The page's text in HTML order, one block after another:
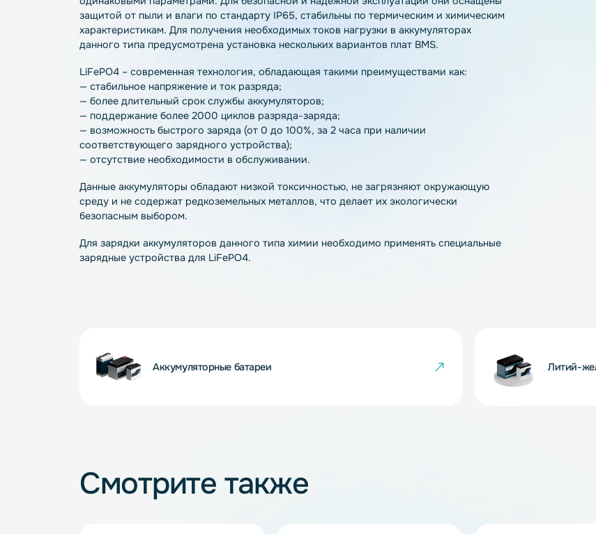
Долговечный литий-железо-фосфатный (LiFePO4) аккумулятор 36Ah 12V со схемой
защиты и баланса в пластиковом корпусе предназначен для различных сфер: ИБП,
приборостроения, роботов, медицинского оборудования, инвалидных колясок и др.
Наши аккумуляторные батареи собраны из точно сбалансированных ячеек с
одинаковыми параметрами. Для безопасной и надежной эксплуатации они оснащены
защитой от пыли и влаги по стандарту IP65, стабильны по термическим и химическим
характеристикам. Для получения необходимых токов нагрузки в аккумуляторах
данного типа предусмотрена установка нескольких вариантов плат BMS.
LiFePO4 – современная технология, обладающая такими преимуществами как:
— стабильное напряжение и ток разряда;
— более длительный срок службы аккумуляторов;
— поддержание более 2000 циклов разряда-заряда;
соответствующего зарядного устройства);
— отсутствие необходимости в обслуживании.
Для зарядки аккумуляторов данного типа химии необходимо применять специальные
зарядные устройства для LiFePO4.
Аккумуляторные батареи